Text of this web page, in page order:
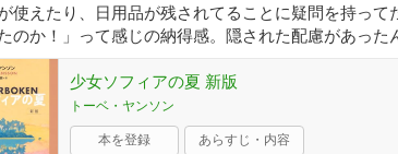
使えたり、日用品が残されてることに疑問を持って
のか！」って感じの納得感。隠された配慮があった
少女ソフィアの夏 新版
トーベ・ヤンソン
本を登録 あらすじ・内容